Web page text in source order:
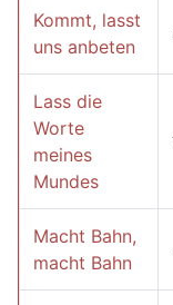
Kommt, lasst
uns anbeten
Lass die
Worte
meines
Mundes
Macht Bahn,
macht Bahn